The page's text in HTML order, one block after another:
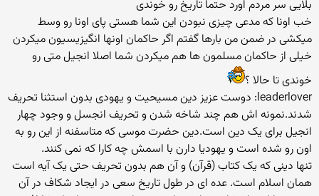
بلایی سر مردم اورد حتما تاریخ رو خوندی
خب اونا كه مدعی چیزی نبودن این شما هستی پای اونا رو وسط
میكشی در ضمن من بارها گفتم اگر حاكمان اونها انگیزیسیون میكردن
خیلی از حاكمان مسلمون ها هم میكردن شما اصلا انجیل متی رو
خوندی تا حالا ؟
leaderlover: دوست عزیز دین مسیحیت و یهودی بدون استثنا تحریف
شدند.نمونه اش هم چند شاخه شدن و تحریف انجسل و وجود چهار
انجیل برای یک دین است.دین حضرت موسی که متاسفنه از این رو به
اون رو شده است و یهودیا دارن با اسمش چه کارا که نمی کنند.
تنها دینی که یک کتاب (قرآن) و آن هم بدون تحریف حتی یک آیه است
همان اسلام است. عده ای در طول تاریخ سعی در ایجاد شکاف در آن